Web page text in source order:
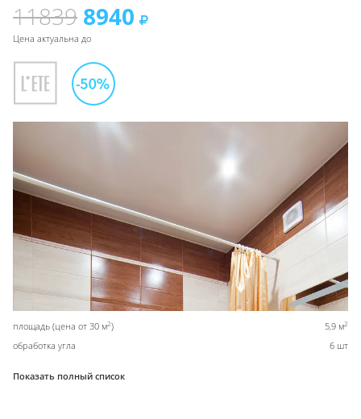
11839 8940
Цена актуальна до
площадь (цена от 30 м2) 5,9 м2
обработка угла 6 шт
Показать полный список